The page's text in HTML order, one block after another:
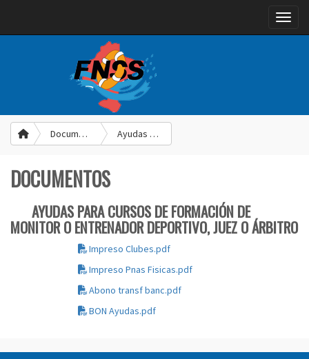
Documentos Ayudas para Cursos de Formación de Monitor o Entrenador Deportivo, Juez o Árbitro
DOCUMENTOS
AYUDAS PARA CURSOS DE FORMACIÓN DE
MONITOR O ENTRENADOR DEPORTIVO, JUEZ O ÁRBITRO
Impreso Clubes.pdf
Impreso Pnas Fisicas.pdf
Abono transf banc.pdf
BON Ayudas.pdf